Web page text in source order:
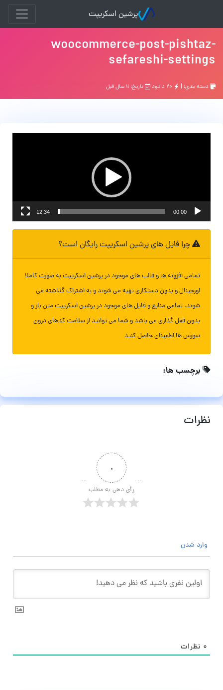
پرشین اسکریپت
woocommerce-post-pishtaz-
sefareshi-settings
دسته بندی: | تاریخ: ۱۱ سال قبل
00:00
12:34
چرا فایل های پرشین اسکریپت رایگان است؟
تمامی افزونه ها و قالب های موجود در پرشین اسکریپت به صورت کاملا
اورجینال و بدون دستکاری تهیه می شوند و به اشتراک گذاشته می
شوند. تمامی منابع و فایل های موجود در پرشین اسکریپت متن باز و
بدون قفل گذاری می باشد و شما می توانید از سلامت کدهای درون
سورس ها اطمینان حاصل کنید
برچسب ها:
نظرات
۰
رأی دهی به مطلب
وارد شدن
۰ نظرات